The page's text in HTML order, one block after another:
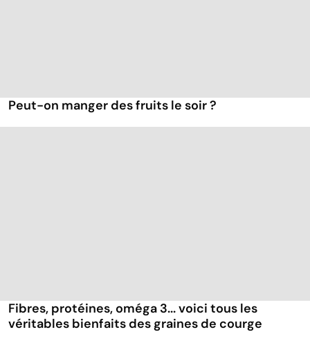
Peut-on manger des fruits le soir ?
Fibres, protéines, oméga 3... voici tous les
véritables bienfaits des graines de courge